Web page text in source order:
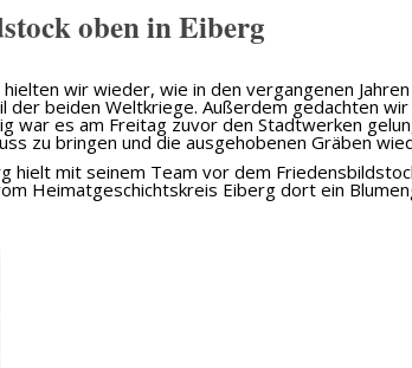
oben in Eiberg
wir wieder, wie in den vergangenen
der beiden Weltkriege. Außerdem gedachten
war es am Freitag zuvor den Stadtwerken
zu bringen und die ausgehobenen Gräben
hielt mit seinem Team vor dem
Heimatgeschichtskreis Eiberg dort ein